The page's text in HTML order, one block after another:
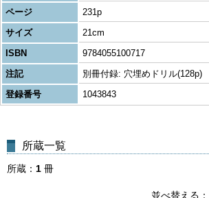
ページ
231p
サイズ
21cm
ISBN
9784055100717
注記
別冊付録: 穴埋めドリル(128p)
登録番号
1043843
所蔵一覧
所蔵 1 冊
並べ替える